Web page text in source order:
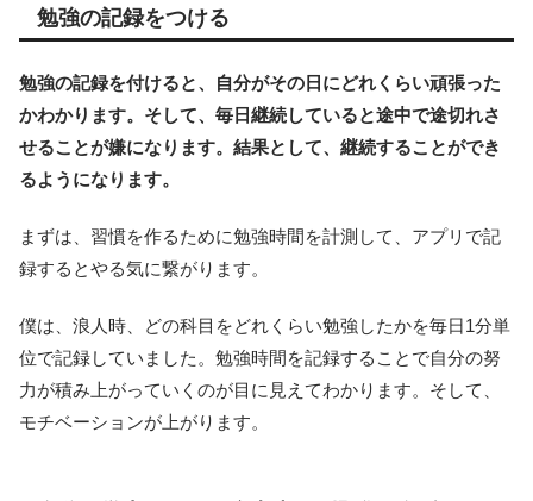
勉強の記録をつける
勉強の記録を付けると、自分がその日にどれくらい頑張った
かわかります。そして、毎日継続していると途中で途切れさ
せることが嫌になります。結果として、継続することができ
るようになります。
まずは、習慣を作るために勉強時間を計測して、アプリで記
録するとやる気に繋がります。
僕は、浪人時、どの科目をどれくらい勉強したかを毎日1分単
位で記録していました。勉強時間を記録することで自分の努
力が積み上がっていくのが目に見えてわかります。そして、
モチベーションが上がります。